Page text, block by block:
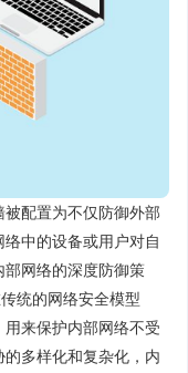
配置为不仅防御外部
中的设备或用户对自
网络的深度防御策
统的网络安全模型
来保护内部网络不受
多样化和复杂化，内